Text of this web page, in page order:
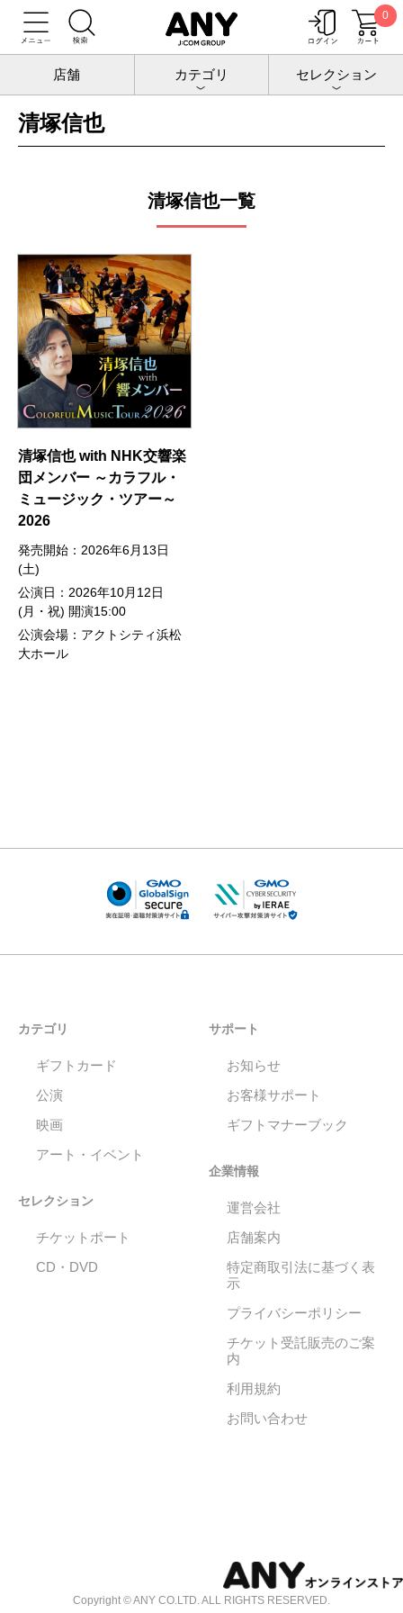
0
店舗 カテゴリ セレクション
トップ 公演 清塚信也
清塚信也
清塚信也一覧
清塚信也 with NHK交響楽
団メンバー ～カラフル・
ミュージック・ツアー～
2026
発売開始：2026年6月13日
(土)
公演日：2026年10月12日
(月・祝) 開演15:00
公演会場：アクトシティ浜松
大ホール
カテゴリ
ギフトカード
公演
映画
アート・イベント
セレクション
チケットポート
CD・DVD
サポート
お知らせ
お客様サポート
ギフトマナーブック
企業情報
運営会社
店舗案内
特定商取引法に基づく表
示
プライバシーポリシー
チケット受託販売のご案
内
利用規約
お問い合わせ
Copyright © ANY CO.LTD. ALL RIGHTS RESERVED.